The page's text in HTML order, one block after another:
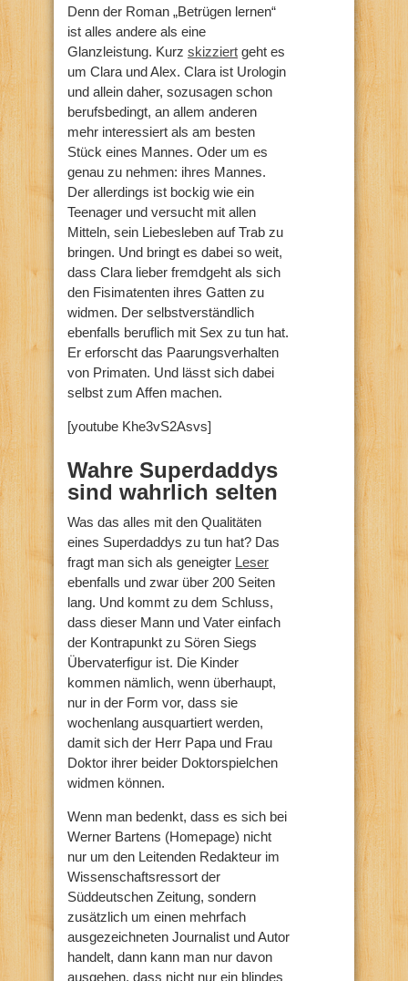
Denn der Roman „Betrügen lernen“
ist alles andere als eine
Glanzleistung. Kurz skizziert geht es
um Clara und Alex. Clara ist Urologin
und allein daher, sozusagen schon
berufsbedingt, an allem anderen
mehr interessiert als am besten
Stück eines Mannes. Oder um es
genau zu nehmen: ihres Mannes.
Der allerdings ist bockig wie ein
Teenager und versucht mit allen
Mitteln, sein Liebesleben auf Trab zu
bringen. Und bringt es dabei so weit,
dass Clara lieber fremdgeht als sich
den Fisimatenten ihres Gatten zu
widmen. Der selbstverständlich
ebenfalls beruflich mit Sex zu tun hat.
Er erforscht das Paarungsverhalten
von Primaten. Und lässt sich dabei
selbst zum Affen machen.
[youtube Khe3vS2Asvs]
Wahre Superdaddys
sind wahrlich selten
Was das alles mit den Qualitäten
eines Superdaddys zu tun hat? Das
fragt man sich als geneigter Leser
ebenfalls und zwar über 200 Seiten
lang. Und kommt zu dem Schluss,
dass dieser Mann und Vater einfach
der Kontrapunkt zu Sören Siegs
Übervaterfigur ist. Die Kinder
kommen nämlich, wenn überhaupt,
nur in der Form vor, dass sie
wochenlang ausquartiert werden,
damit sich der Herr Papa und Frau
Doktor ihrer beider Doktorspielchen
widmen können.
Wenn man bedenkt, dass es sich bei
Werner Bartens (Homepage) nicht
nur um den Leitenden Redakteur im
Wissenschaftsressort der
Süddeutschen Zeitung, sondern
zusätzlich um einen mehrfach
ausgezeichneten Journalist und Autor
handelt, dann kann man nur davon
ausgehen, dass nicht nur ein blindes